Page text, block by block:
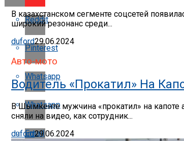
Reddit
Pinterest
Whatsapp
Whatsapp
Email
В казахстанском сегменте соцсетей
широкий резонанс среди...
duford29.06.2024
Авто-мото
Водитель «прокатил» На
В Шымкенте мужчина «прокатил» на капоте
сняли на видео, как сотрудник...
duford29.06.2024